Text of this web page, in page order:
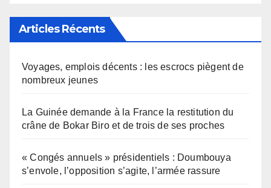
Articles Récents
Voyages, emplois décents : les escrocs piègent de
nombreux jeunes
La Guinée demande à la France la restitution du
crâne de Bokar Biro et de trois de ses proches
« Congés annuels » présidentiels : Doumbouya
s’envole, l’opposition s’agite, l’armée rassure